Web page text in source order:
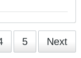
5 Next